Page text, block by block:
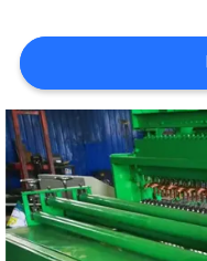
FORDERN
SIE EIN
ZITAT
SITEMAP